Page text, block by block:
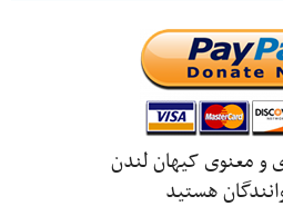
و معنوی کیهان لندن
هستید